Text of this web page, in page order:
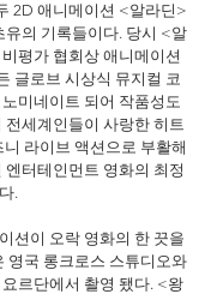
2D 애니메이션 <알라딘>
유의 기록들이다. 당시 <알
평가 협회상 애니메이션
글로브 시상식 뮤지컬 코
미네이트 되어 작품성도
전세계인들이 사랑한 히트
라이브 액션으로 부활해
엔터테인먼트 영화의 최정
.
션이 오락 영화의 한 끗을
영국 롱크로스 스튜디오와
르단에서 촬영 됐다. <왕